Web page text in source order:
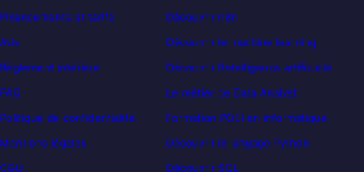
Financements et tarifs
Avis
Règlement intérieur
FAQ
Politique de confidentialité
Mentions légales
CGU
Découvrir n8n
Découvrir le machine learning
Découvrir l’intelligence artificielle
Le métier de Data Analyst
Formation POEI en informatique
Découvrir le langage Python
Découvrir SQL